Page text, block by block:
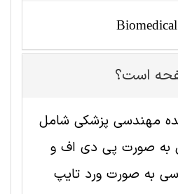
است؟
مهندسی پزشکی شامل
به صورت پی دی اف و
به صورت ورد تایپ